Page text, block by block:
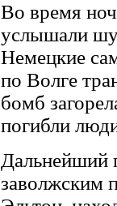
Во время
услышали
Немецкие
по Волге
бомб
погибли
Дальнейший
заволжским